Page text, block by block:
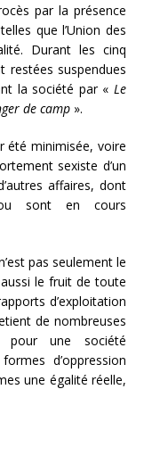
par la présence
que l’Union des
Durant les cinq
restées suspendues
la société par « Le
de camp ».
été minimisée, voire
sexiste d’un
affaires, dont
sont en cours
pas seulement le
le fruit de toute
d’exploitation
de nombreuses
pour une société
d’oppression
une égalité réelle,